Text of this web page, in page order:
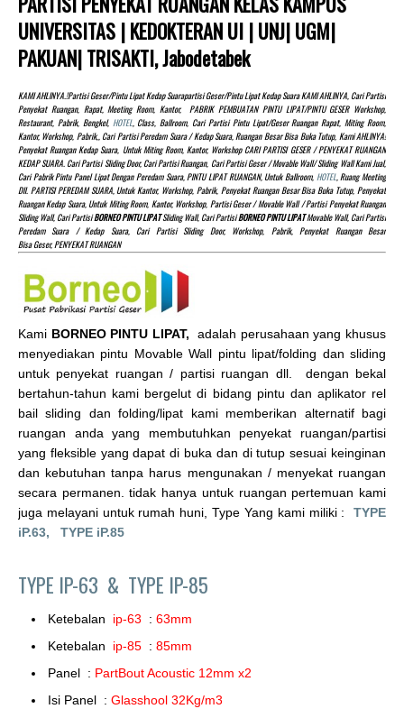
UNIVERSITAS | KEDOKTERAN UI | UNJ| UGM|
PAKUAN| TRISAKTI, Jabodetabek
KAMI AHLINYA.!partisi Geser/pintu Lipat Kedap Suarapartisi Geser/pintu Lipat Kedap Suara KAMI AHLINYA, Cari Partisi
Penyekat Ruangan, Rapat, Meeting Room, Kantor, PABRIK PEMBUATAN PINTU LIPAT/PINTU GESER Workshop,
Restaurant, Pabrik, Bengkel, HOTEL, Class, Ballroom, Cari Partisi Pintu Lipat/Geser Ruangan Rapat, Miting Room,
Kantor, Workshop, Pabrik,, Cari Partisi Peredam Suara / Kedap Suara, Ruangan Besar Bisa Buka Tutup, Kami AHLINYA!
Penyekat Ruangan Kedap Suara, Untuk Miting Room, Kantor, Workshop CARI PARTISI GESER / PENYEKAT RUANGAN
KEDAP SUARA. Cari Partisi Sliding Door, Cari Partisi Ruangan, Cari Partisi Geser / Movable Wall/ Sliding Wall Kami Jual,
Cari Pabrik Pintu Panel Lipat Dengan Peredam Suara, PINTU LIPAT RUANGAN, Untuk Ballroom, HOTEL, Ruang Meeting
Dll. PARTISI PEREDAM SUARA, Untuk Kantor, Workshop, Pabrik, Penyekat Ruangan Besar Bisa Buka Tutup, Penyekat
Ruangan Kedap Suara, Untuk Miting Room, Kantor, Workshop, Partisi Geser / Movable Wall / Partisi Penyekat Ruangan
Sliding Wall, Cari PartisiBORNEO PINTU LIPATSliding Wall, Cari PartisiBORNEO PINTU LIPATMovable Wall, Cari Partisi
Peredam Suara / Kedap Suara, Cari Partisi Sliding Door, Workshop, Pabrik, Penyekat Ruangan Besar
Bisa Geser, PENYEKAT RUANGAN
Kami BORNEO PINTU LIPAT, adalah perusahaan yang khusus
menyediakan pintu Movable Wall pintu lipat/folding dan sliding
untuk penyekat ruangan / partisi ruangan dll. dengan bekal
bertahun-tahun kami bergelut di bidang pintu dan aplikator rel
bail sliding dan folding/lipat kami memberikan alternatif bagi
ruangan anda yang membutuhkan penyekat ruangan/partisi
yang fleksible yang dapat di buka dan di tutup sesuai keinginan
dan kebutuhan tanpa harus mengunakan / menyekat ruangan
secara permanen. tidak hanya untuk ruangan pertemuan kami
juga melayani untuk rumah huni, Type Yang kami miliki : TYPE
iP.63, TYPE iP.85
TYPE IP-63 & TYPE IP-85
Ketebalan ip-63 : 63mm
Ketebalan ip-85 : 85mm
Panel : PartBout Acoustic 12mm x2
Isi Panel : Glasshool 32Kg/m3